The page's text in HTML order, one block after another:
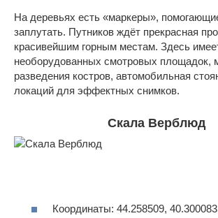
На деревьях есть «маркеры»,
заплутать. Путников ждёт прекрасная
красивейшим горным местам. Здесь
необорудованных смотровых площадок,
разведения костров, автомобильная
локаций для эффектных снимков.
Скала Верблюд
Координаты: 44.258509,